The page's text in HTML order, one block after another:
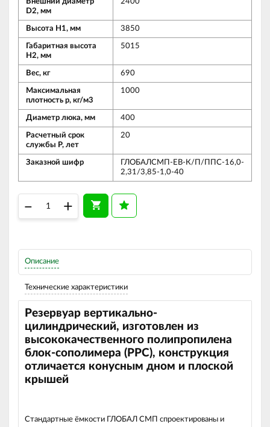
D2, мм
Высота Н1, мм 3850
Габаритная высота
Н2, мм
5015
Вес, кг 690
Максимальная
плотность р, кг/м3
1000
Диаметр люка, мм 400
Расчетный срок
службы Р, лет
20
Заказной шифр
ГЛОБАЛСМП-ЕВ-К/П/ППС-16,0-
2,31/3,85-1,0-40
– +
Описание
Технические характеристики
Резервуар вертикально-
цилиндрический, изготовлен из
высококачественного полипропилена
блок-сополимера ( PPC), конструкция
отличается конусным дном и плоской
крышей
Стандартные ёмкости ГЛОБАЛ СМП спроектированы и